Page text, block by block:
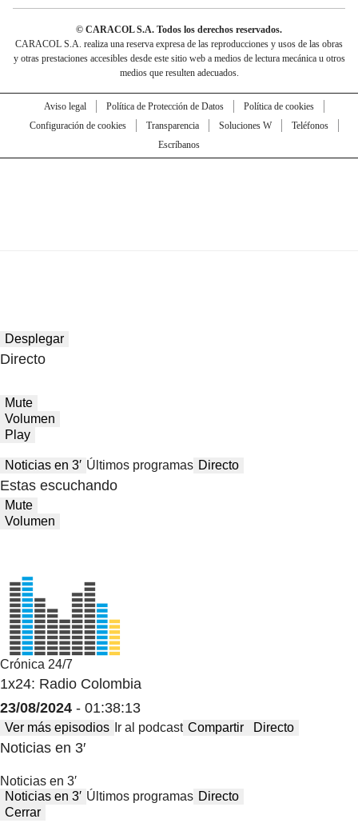
© CARACOL S.A. Todos los derechos reservados.
CARACOL S.A. realiza una reserva expresa de las reproducciones y usos de las obras
y otras prestaciones accesibles desde este sitio web a medios de lectura mecánica u otros
medios que resulten adecuados.
Aviso legal Política de Protección de Datos
Política de cookies
Configuración de cookies
Transparencia Soluciones W
Teléfonos
Escríbanos
Desplegar
Directo
Mute
Volumen
Play
Noticias en 3′ Últimos programas Directo
Estas escuchando
Mute
Volumen
Crónica 24/7
1x24: Radio Colombia
23/08/2024 - 01:38:13
Ver más episodios Ir al podcast Compartir Directo
Noticias en 3′
Noticias en 3′
Noticias en 3′ Últimos programas Directo
Cerrar